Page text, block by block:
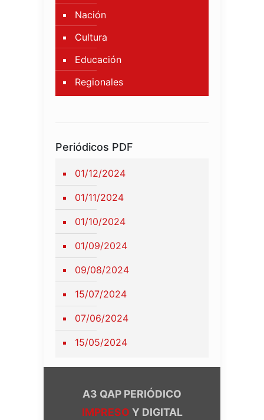
Nación
Cultura
Educación
Regionales
Periódicos PDF
01/12/2024
01/11/2024
01/10/2024
01/09/2024
09/08/2024
15/07/2024
07/06/2024
15/05/2024
A3 QAP PERIÓDICO
IMPRESO Y DIGITAL